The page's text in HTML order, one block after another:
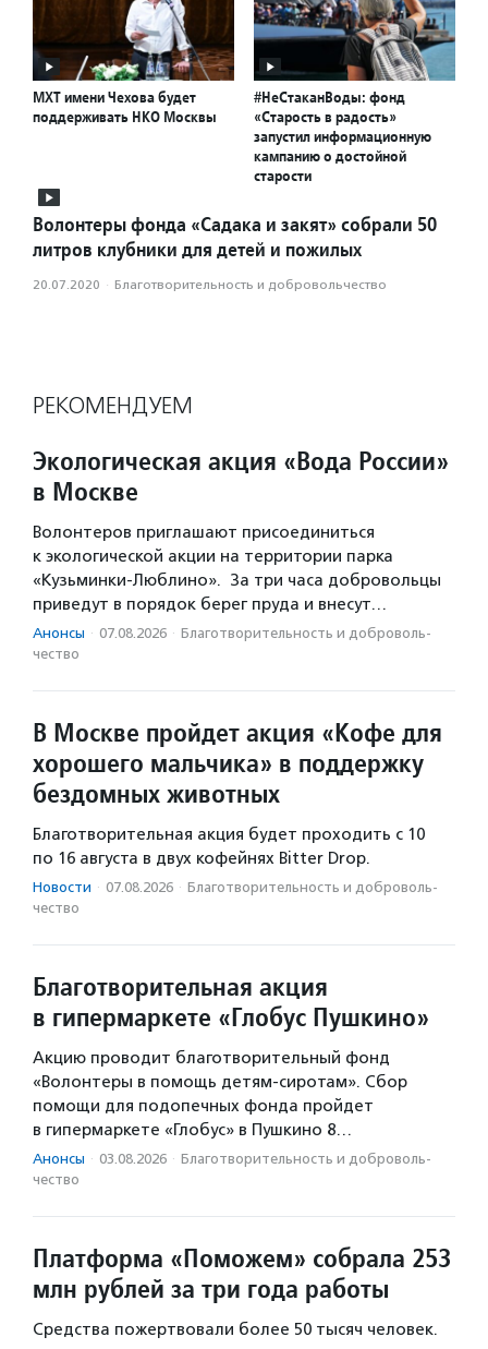
МХТ имени Чехова будет
поддерживать НКО Москвы
#НеСтаканВоды: фонд
«Старость в радость»
запустил информационную
кампанию о достойной
старости
Волонтеры фонда «Садака и закят» собрали 50
литров клубники для детей и пожилых
20.07.2020 · Благотвори­тель­ность и доброволь­чест­во
РЕКОМЕНДУЕМ
Экологическая акция «Вода России»
в Москве
Волонтеров приглашают присоединиться
к экологической акции на территории парка
«Кузьминки-Люблино». За три часа добровольцы
приведут в порядок берег пруда и внесут…
Анонсы · 07.08.2026 · Благотвори­тель­ность и доброволь­
чест­во
В Москве пройдет акция «Кофе для
хорошего мальчика» в поддержку
бездомных животных
Благотворительная акция будет проходить с 10
по 16 августа в двух кофейнях Bitter Drop.
Новости · 07.08.2026 · Благотвори­тель­ность и доброволь­
чест­во
Благотворительная акция
в гипермаркете «Глобус Пушкино»
Акцию проводит благотворительный фонд
«Волонтеры в помощь детям-сиротам». Сбор
помощи для подопечных фонда пройдет
в гипермаркете «Глобус» в Пушкино 8…
Анонсы · 03.08.2026 · Благотвори­тель­ность и доброволь­
чест­во
Платформа «Поможем» собрала 253
млн рублей за три года работы
Средства пожертвовали более 50 тысяч человек.